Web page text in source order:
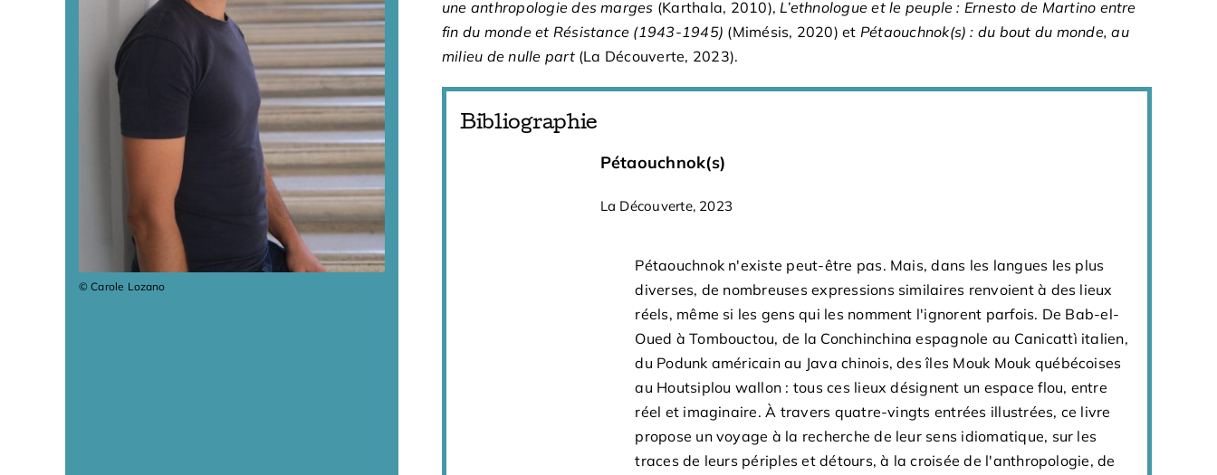
© Carole Lozano
une anthropologie des marges (Karthala, 2010),L’ethnologue et le peuple : Ernesto de Martino entre
fin du monde et Résistance (1943-1945) (Mimésis, 2020) et Pétaouchnok(s) : du bout du monde, au
milieu de nulle part (La Découverte, 2023).
Bibliographie
Pétaouchnok(s)
La Découverte, 2023
Pétaouchnok n'existe peut-être pas. Mais, dans les langues les plus
diverses, de nombreuses expressions similaires renvoient à des lieux
réels, même si les gens qui les nomment l'ignorent parfois. De Bab-el-
Oued à Tombouctou, de la Conchinchina espagnole au Canicattì italien,
du Podunk américain au Java chinois, des îles Mouk Mouk québécoises
au Houtsiplou wallon : tous ces lieux désignent un espace flou, entre
réel et imaginaire. À travers quatre-vingts entrées illustrées, ce livre
propose un voyage à la recherche de leur sens idiomatique, sur les
traces de leurs périples et détours, à la croisée de l'anthropologie, de